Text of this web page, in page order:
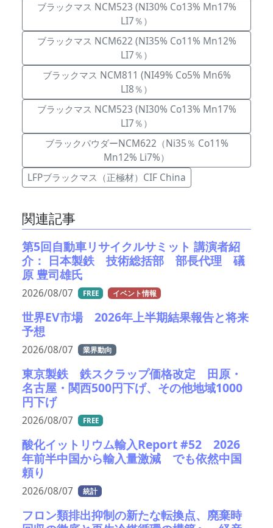
ブラックマス NCM523 (NI30% Co13% Mn17%
LI7％）
ブラックマス NCM622 (NI35% Co11% Mn12%
LI7％）
ブラックマス NCM811 (NI49% Co5% Mn6%
LI8％）
ブラックマス NCM523 (NI30% Co13% Mn17%
LI7％）
ブラックパウダーNCM622（Ni35％ Co11%
Mn12% Li7%）
LFPブラックマス（正極材）CIF China
関連記事
第5回自動車リサイクルサミット 講演者紹
介： 日本製鉄 技術総括部 部長代理 礒
原 豊司雄氏
2026/08/07 FREE イベント情報
世界EV市場 2026年上半期結果報告と将来
予想
2026/08/07 業界動向
東京製鉄 鉄スクラップ価格改定 田原・
名古屋・関西500円下げ、その他地域1000
円下げ
2026/08/07 FREE
酸化イットリウム輸入Report #52 2026
年前半中国から輸入量激減 でも依然中国
頼り
2026/08/07 統計
フロン類排出抑制の新たな転換点、廃棄時